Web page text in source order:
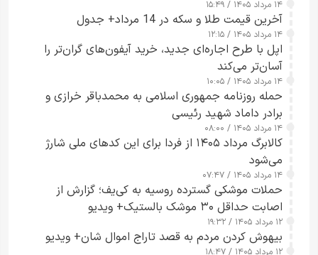
۱۴ مرداد ۱۴۰۵ / ۱۵:۴۹
آخرین قیمت طلا و سکه در 14 مرداد+ جدول
۱۴ مرداد ۱۴۰۵ / ۱۲:۱۵
اپل با طرح اجاره‌ای جدید، خرید آیفون‌های گران‌تر را
آسان‌تر می‌کند
۱۴ مرداد ۱۴۰۵ / ۱۰:۰۵
حمله روزنامه جمهوری اسلامی به محمدباقر خرازی و
برادر داماد شهید رئیسی
۱۴ مرداد ۱۴۰۵ / ۰۸:۰۰
کالابرگ مرداد ۱۴۰۵ از فردا برای این کدهای ملی شارژ
می‌شود
۱۴ مرداد ۱۴۰۵ / ۰۷:۴۷
حملات موشکی گسترده روسیه به کی‌یف؛ گزارش از
اصابت حداقل ۳۰ موشک بالستیک+ ویدیو
۱۲ مرداد ۱۴۰۵ / ۱۹:۳۲
بیهوش کردن مردم به قصد تاراج اموال شان+ ویدیو
۱۲ مرداد ۱۴۰۵ / ۱۸:۴۷